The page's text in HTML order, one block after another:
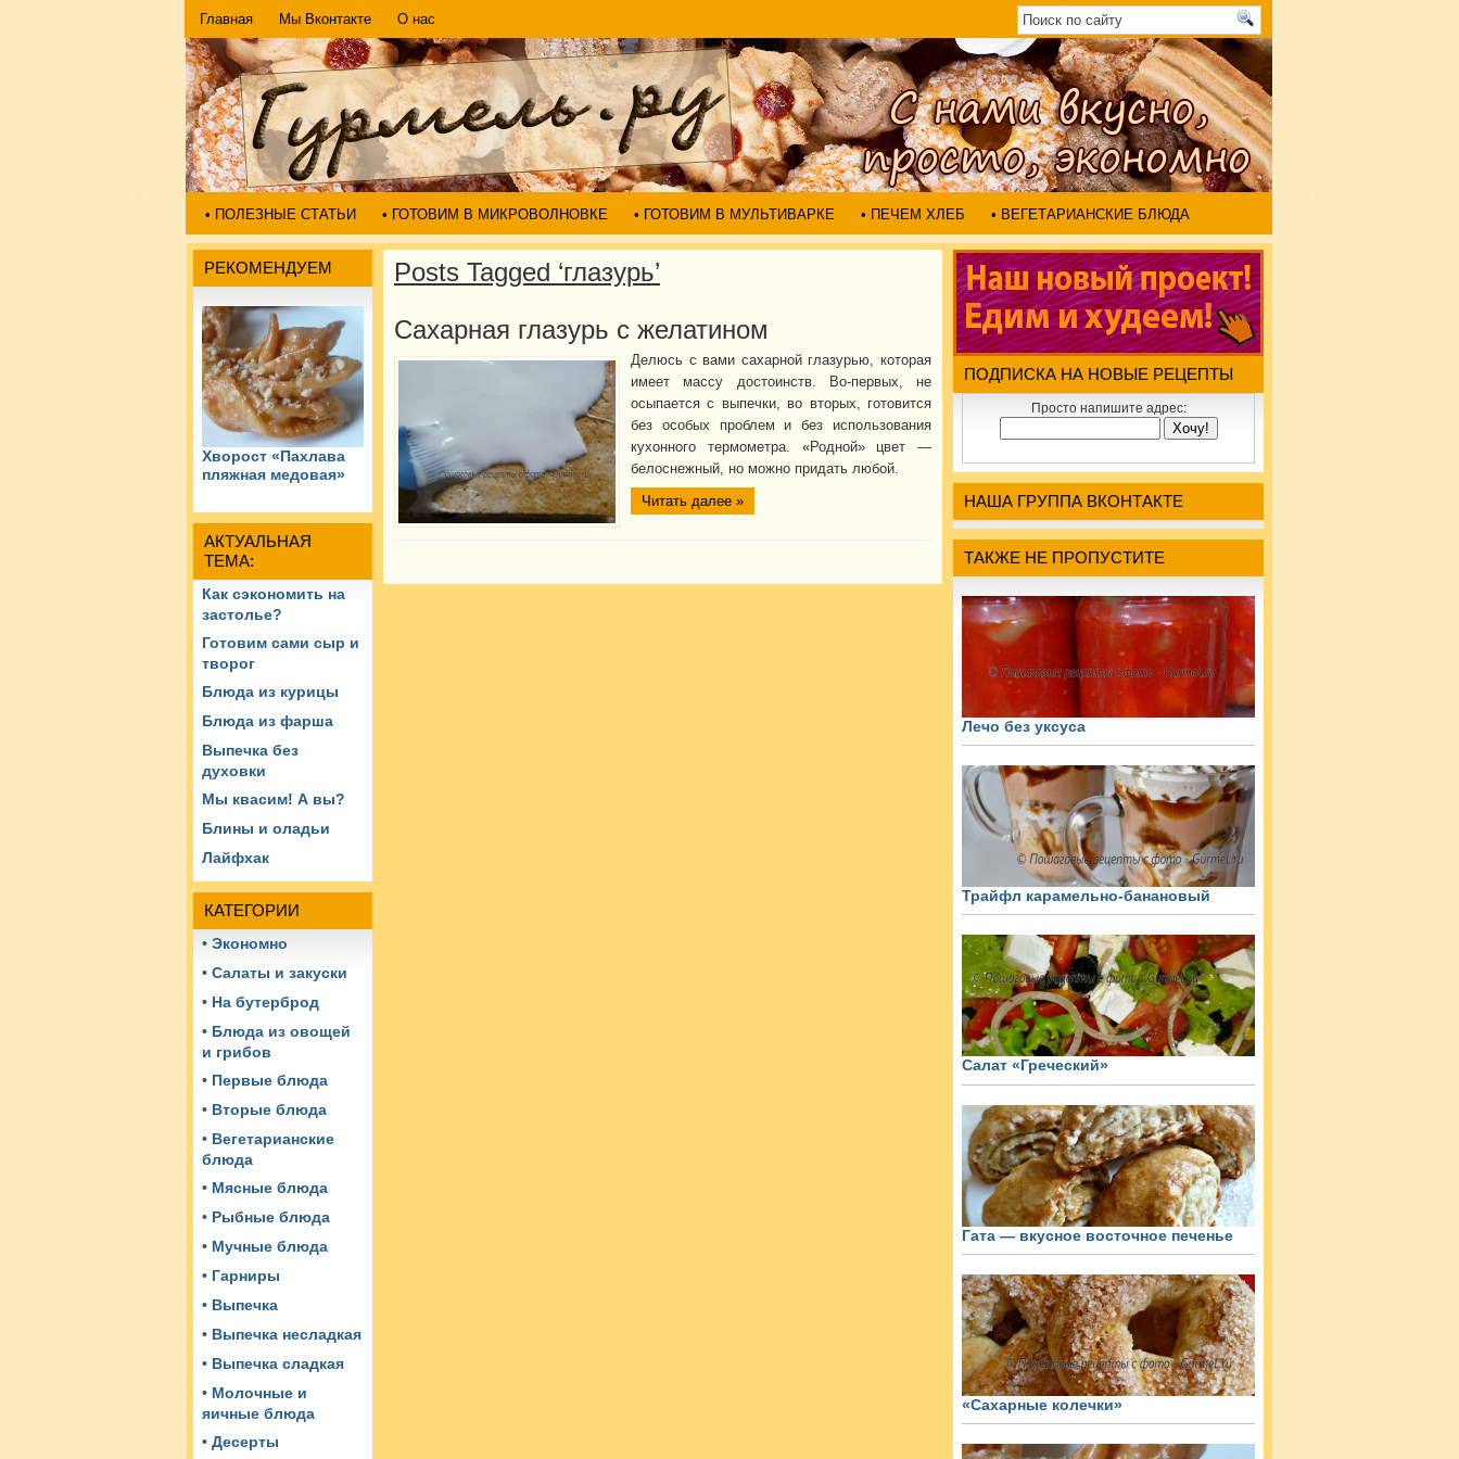
Главная Мы Вконтакте О нас
• ПОЛЕЗНЫЕ СТАТЬИ • ГОТОВИМ В МИКРОВОЛНОВКЕ • ГОТОВИМ В МУЛЬТИВАРКЕ • ПЕЧЕМ ХЛЕБ • ВЕГЕТАРИАНСКИЕ БЛЮДА
РЕКОМЕНДУЕМ
Хворост «Пахлава
пляжная медовая»
АКТУАЛЬНАЯ
ТЕМА:
Как сэкономить на
застолье?
Готовим сами сыр и
творог
Блюда из курицы
Блюда из фарша
Выпечка без
духовки
Мы квасим! А вы?
Блины и оладьи
Лайфхак
КАТЕГОРИИ
• Экономно
• Салаты и закуски
• На бутерброд
• Блюда из овощей
и грибов
• Первые блюда
• Вторые блюда
• Вегетарианские
блюда
• Мясные блюда
• Рыбные блюда
• Мучные блюда
• Гарниры
• Выпечка
• Выпечка несладкая
• Выпечка сладкая
• Молочные и
яичные блюда
• Десерты
Posts Tagged ‘глазурь’
Сахарная глазурь с желатином
Делюсь с вами сахарной глазурью, которая
имеет массу достоинств. Во-первых, не
осыпается с выпечки, во вторых, готовится
без особых проблем и без использования
кухонного термометра. «Родной» цвет —
белоснежный, но можно придать любой.
Читать далее »
ПОДПИСКА НА НОВЫЕ РЕЦЕПТЫ
Просто напишите адрес:
НАША ГРУППА ВКОНТАКТЕ
ТАКЖЕ НЕ ПРОПУСТИТЕ
Лечо без уксуса
Трайфл карамельно-банановый
Салат «Греческий»
Гата — вкусное восточное печенье
«Сахарные колечки»